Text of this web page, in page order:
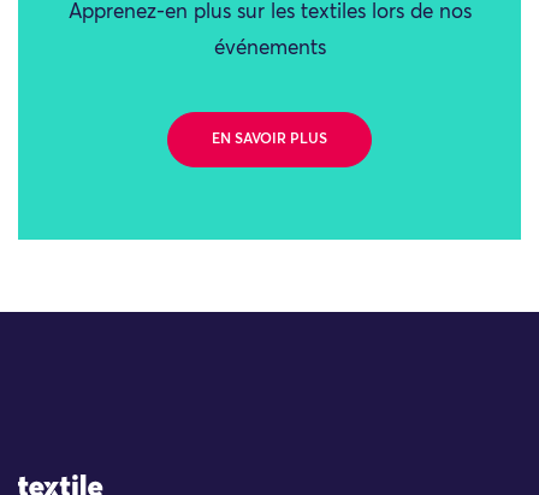
Apprenez-en plus sur les textiles lors de nos
événements
EN SAVOIR PLUS